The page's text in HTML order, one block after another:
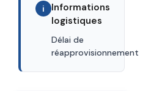
i
Informations
logistiques
Délai de
réapprovisionnement